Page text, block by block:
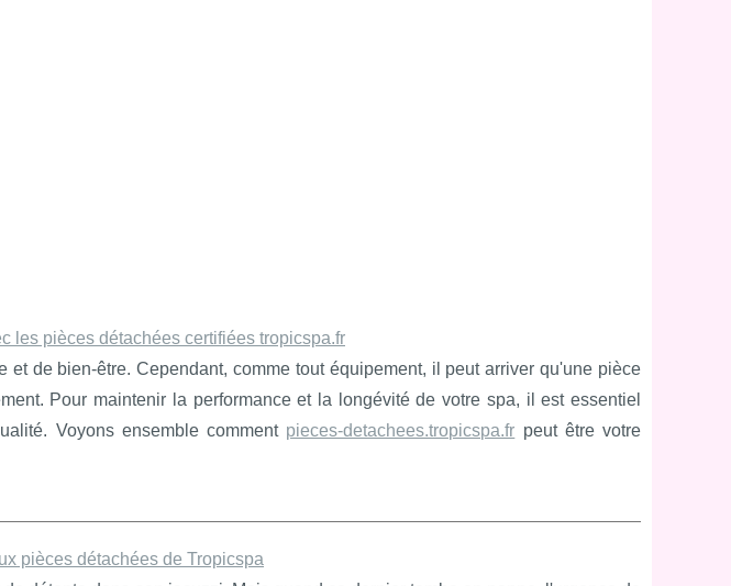
les pièces détachées certifiées tropicspa.fr
et de bien-être. Cependant, comme tout équipement, il peut arriver qu'une pièce
Pour maintenir la performance et la longévité de votre spa, il est essentiel
Voyons ensemble comment pieces-detachees.tropicspa.fr peut être votre
pièces détachées de Tropicspa